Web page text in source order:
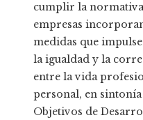
cumplir la
empresas
medidas que
la igualdad y la
entre la vida
personal, en
Objetivos de